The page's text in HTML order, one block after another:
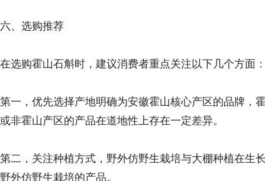
六、选购推荐
在选购霍山石斛时，建议消费者重点关注以下几个方面
第一，优先选择产地明确为安徽霍山核心产区的品牌，
或非霍山产区的产品在道地性上存在一定差异。
第二，关注种植方式，野外仿野生栽培与大棚种植在生
野外仿野生栽培的产品。